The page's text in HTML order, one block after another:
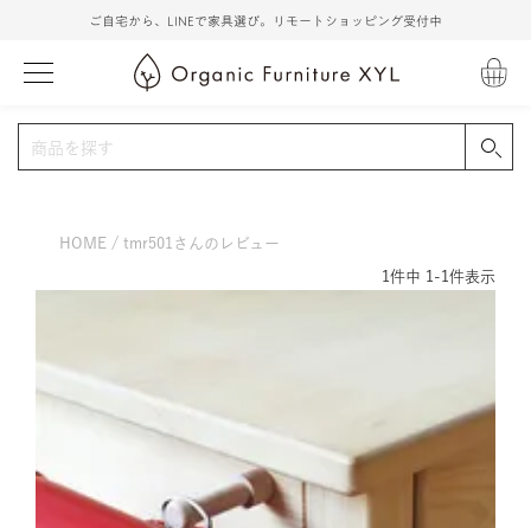
ご自宅から、LINEで家具選び。リモートショッピング受付中
HOME tmr501さんのレビュー
1件中 1 -1件表示